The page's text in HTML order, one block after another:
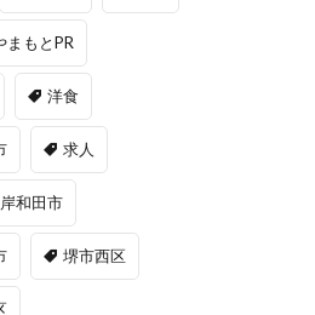
まもとPR
洋食
求人
岸和田市
堺市西区